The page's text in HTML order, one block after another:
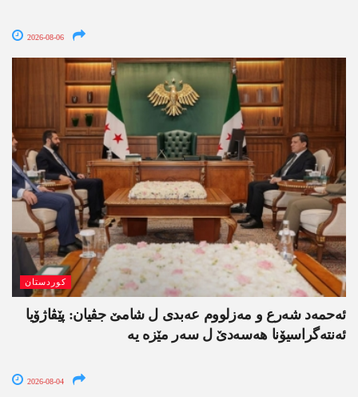
2026-08-06
کوردستان
ئەحمەد شەرع و مەزلووم عەبدی ل شامێ جڤیان: پێڤاژۆیا
ئەنتەگراسیۆنا ھەسەدێ ل سەر مێزە یە
2026-08-04